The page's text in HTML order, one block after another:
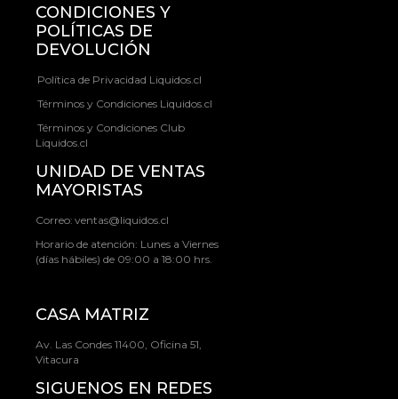
CONDICIONES Y
POLÍTICAS DE
DEVOLUCIÓN
Política de Privacidad Liquidos.cl
Términos y Condiciones Liquidos.cl
Términos y Condiciones Club
Liquidos.cl
UNIDAD DE VENTAS
MAYORISTAS
Correo: ventas@liquidos.cl
Horario de atención: Lunes a Viernes
(días hábiles) de 09:00 a 18:00 hrs.
CASA MATRIZ
Av. Las Condes 11400, Oficina 51,
Vitacura
SIGUENOS EN REDES